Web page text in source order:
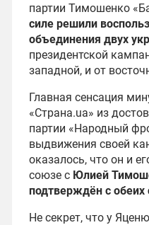
партии Тимошенко
силе решили
объединения двух
президентской
западной, и от
Главная сенсация
«Страна.ua» из
партии «Народный
выдвижения своей
оказалось, что он и
союзе с Юлией
подтверждён с обеих
Не секрет, что у